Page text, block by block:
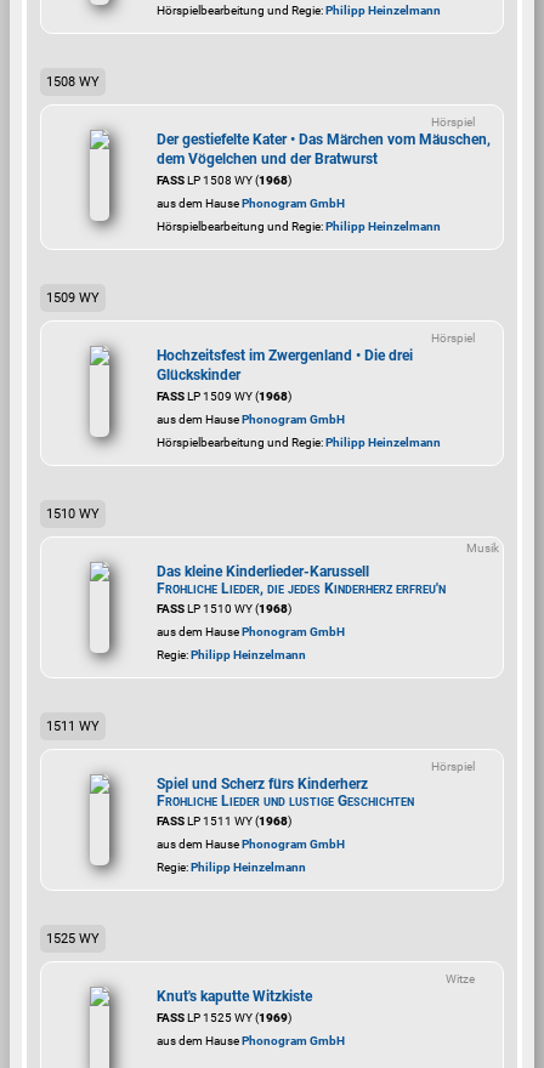
Hörspielbearbeitung und Regie:Philipp Heinzelmann
1508 WY
Hörspiel
Der gestiefelte Kater • Das Märchen vom Mäuschen,
dem Vögelchen und der Bratwurst
FASSLP 1508 WY (1968)
aus dem HausePhonogram GmbH
Hörspielbearbeitung und Regie:Philipp Heinzelmann
1509 WY
Hörspiel
Hochzeitsfest im Zwergenland • Die drei
Glückskinder
FASSLP 1509 WY (1968)
aus dem HausePhonogram GmbH
Hörspielbearbeitung und Regie:Philipp Heinzelmann
1510 WY
Musik
Das kleine Kinderlieder-Karussell
Fröhliche Lieder, die jedes Kinderherz erfreu'n
FASSLP 1510 WY (1968)
aus dem HausePhonogram GmbH
Regie:Philipp Heinzelmann
1511 WY
Hörspiel
Spiel und Scherz fürs Kinderherz
Fröhliche Lieder und lustige Geschichten
FASSLP 1511 WY (1968)
aus dem HausePhonogram GmbH
Regie:Philipp Heinzelmann
1525 WY
Witze
Knut's kaputte Witzkiste
FASSLP 1525 WY (1969)
aus dem HausePhonogram GmbH